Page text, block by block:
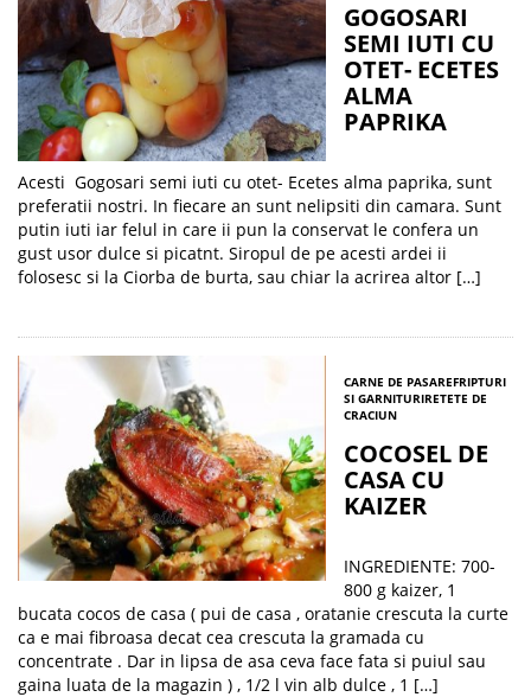
GOGOSARI
SEMI IUTI CU
OTET- ECETES
ALMA
PAPRIKA
Acesti Gogosari semi iuti cu otet- Ecetes alma paprika, sunt
preferatii nostri. In fiecare an sunt nelipsiti din camara. Sunt
putin iuti iar felul in care ii pun la conservat le confera un
gust usor dulce si picatnt. Siropul de pe acesti ardei ii
folosesc si la Ciorba de burta, sau chiar la acrirea altor […]
CARNE DE PASAREFRIPTURI
SI GARNITURIRETETE DE
CRACIUN
COCOSEL DE
CASA CU
KAIZER
INGREDIENTE: 700-
800 g kaizer, 1
bucata cocos de casa ( pui de casa , oratanie crescuta la curte
ca e mai fibroasa decat cea crescuta la gramada cu
concentrate . Dar in lipsa de asa ceva face fata si puiul sau
gaina luata de la magazin ) , 1/2 l vin alb dulce , 1 […]